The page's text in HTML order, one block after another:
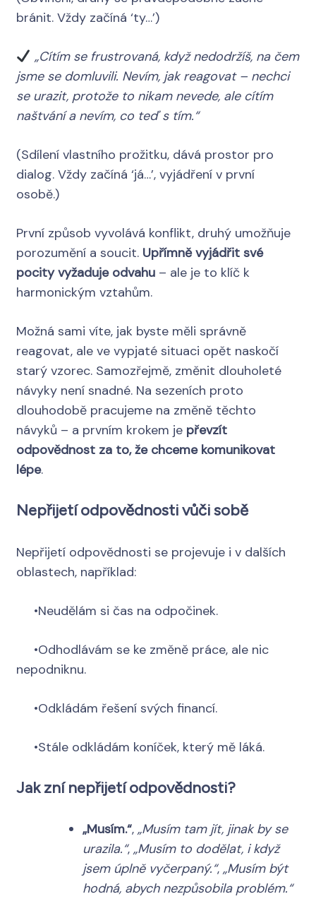
bránit. Vždy začíná ‘ty…’)
„Cítím se frustrovaná, když nedodržíš, na čem
jsme se domluvili. Nevím, jak reagovat – nechci
se urazit, protože to nikam nevede, ale cítím
naštvání a nevím, co teď s tím.“
(Sdílení vlastního prožitku, dává prostor pro
dialog. Vždy začíná ‘já…’, vyjádření v první
osobě.)
První způsob vyvolává konflikt, druhý umožňuje
porozumění a soucit. Upřímně vyjádřit své
pocity vyžaduje odvahu – ale je to klíč k
harmonickým vztahům.
Možná sami víte, jak byste měli správně
reagovat, ale ve vypjaté situaci opět naskočí
starý vzorec. Samozřejmě, změnit dlouholeté
návyky není snadné. Na sezeních proto
dlouhodobě pracujeme na změně těchto
návyků – a prvním krokem je převzít
odpovědnost za to, že chceme komunikovat
lépe.
Nepřijetí odpovědnosti vůči sobě
Nepřijetí odpovědnosti se projevuje i v dalších
oblastech, například:
•Neudělám si čas na odpočinek.
•Odhodlávám se ke změně práce, ale nic
nepodniknu.
•Odkládám řešení svých financí.
•Stále odkládám koníček, který mě láká.
Jak zní nepřijetí odpovědnosti?
„Musím.“, „Musím tam jít, jinak by se
urazila.“, „Musím to dodělat, i když
jsem úplně vyčerpaný.“, „Musím být
hodná, abych nezpůsobila problém.“